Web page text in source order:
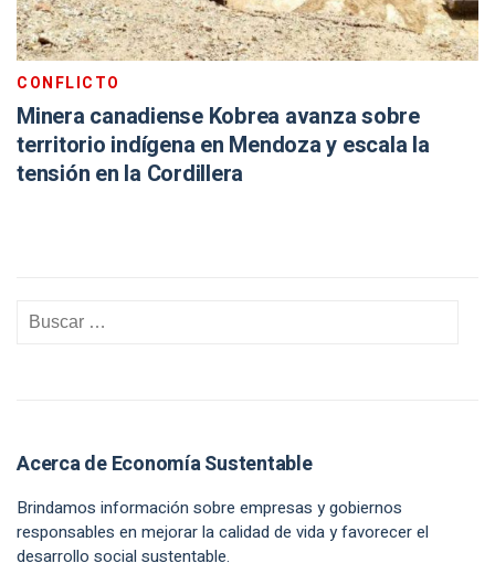
CONFLICTO
Minera canadiense Kobrea avanza sobre
territorio indígena en Mendoza y escala la
tensión en la Cordillera
Acerca de Economía Sustentable
Brindamos información sobre empresas y gobiernos
responsables en mejorar la calidad de vida y favorecer el
desarrollo social sustentable.